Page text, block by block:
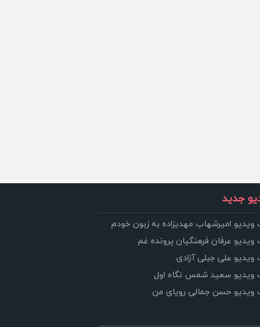
جدید
ویدیو امیرشهاب مهدیزاده به زبون خودم
ویدیو عرفان فرهنگیان پرونده غم
ویدیو علی جبلی آزادی
ویدیو سعید شمس نگاه اول
ویدیو حسن جمالی رویای من